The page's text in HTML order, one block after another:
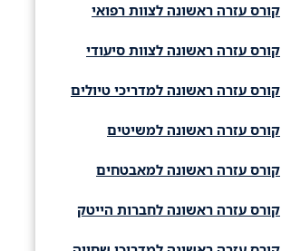
קורס עזרה ראשונה לצוות רפואי
קורס עזרה ראשונה לצוות סיעודי
קורס עזרה ראשונה למדריכי טיולים
קורס עזרה ראשונה למשיטים
קורס עזרה ראשונה למאבטחים
קורס עזרה ראשונה לחברות הייטק